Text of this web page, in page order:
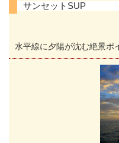
サンセットSUP
水平線に夕陽が沈む絶景ポ